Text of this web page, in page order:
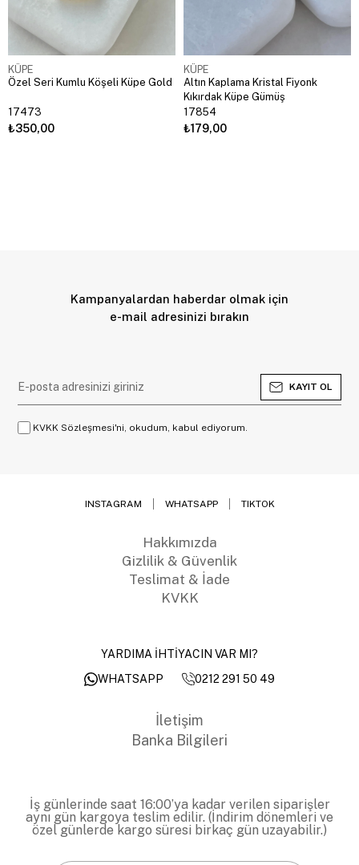
KÜPE
Özel Seri Kumlu Köşeli Küpe Gold
17473
₺350,00
KÜPE
Altın Kaplama Kristal Fiyonk
Kıkırdak Küpe Gümüş
17854
₺179,00
Kampanyalardan haberdar olmak için
e-mail adresinizi bırakın
KAYIT OL
KVKK Sözleşmesi'ni, okudum, kabul ediyorum.
INSTAGRAM WHATSAPP TIKTOK
Hakkımızda
Gizlilik & Güvenlik
Teslimat & İade
KVKK
YARDIMA İHTİYACIN VAR MI?
WHATSAPP
0212 291 50 49
İletişim
Banka Bilgileri
İş günlerinde saat 16:00’ya kadar verilen siparişler
aynı gün kargoya teslim edilir. (İndirim dönemleri ve
özel günlerde kargo süresi birkaç gün uzayabilir.)